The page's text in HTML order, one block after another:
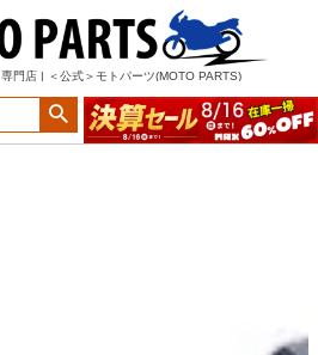
専門店 | ＜公式＞モトパーツ(MOTO PARTS)